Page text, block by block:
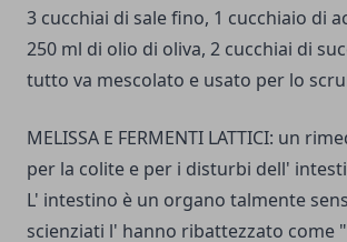
3 cucchiai di sale fino, 1 cucchiaio di
250 ml di olio di oliva, 2 cucchiai di
tutto va mescolato e usato per lo
MELISSA E FERMENTI LATTICI: un
per la colite e per i disturbi dell'
L' intestino è un organo talmente
scienziati l' hanno ribattezzato come